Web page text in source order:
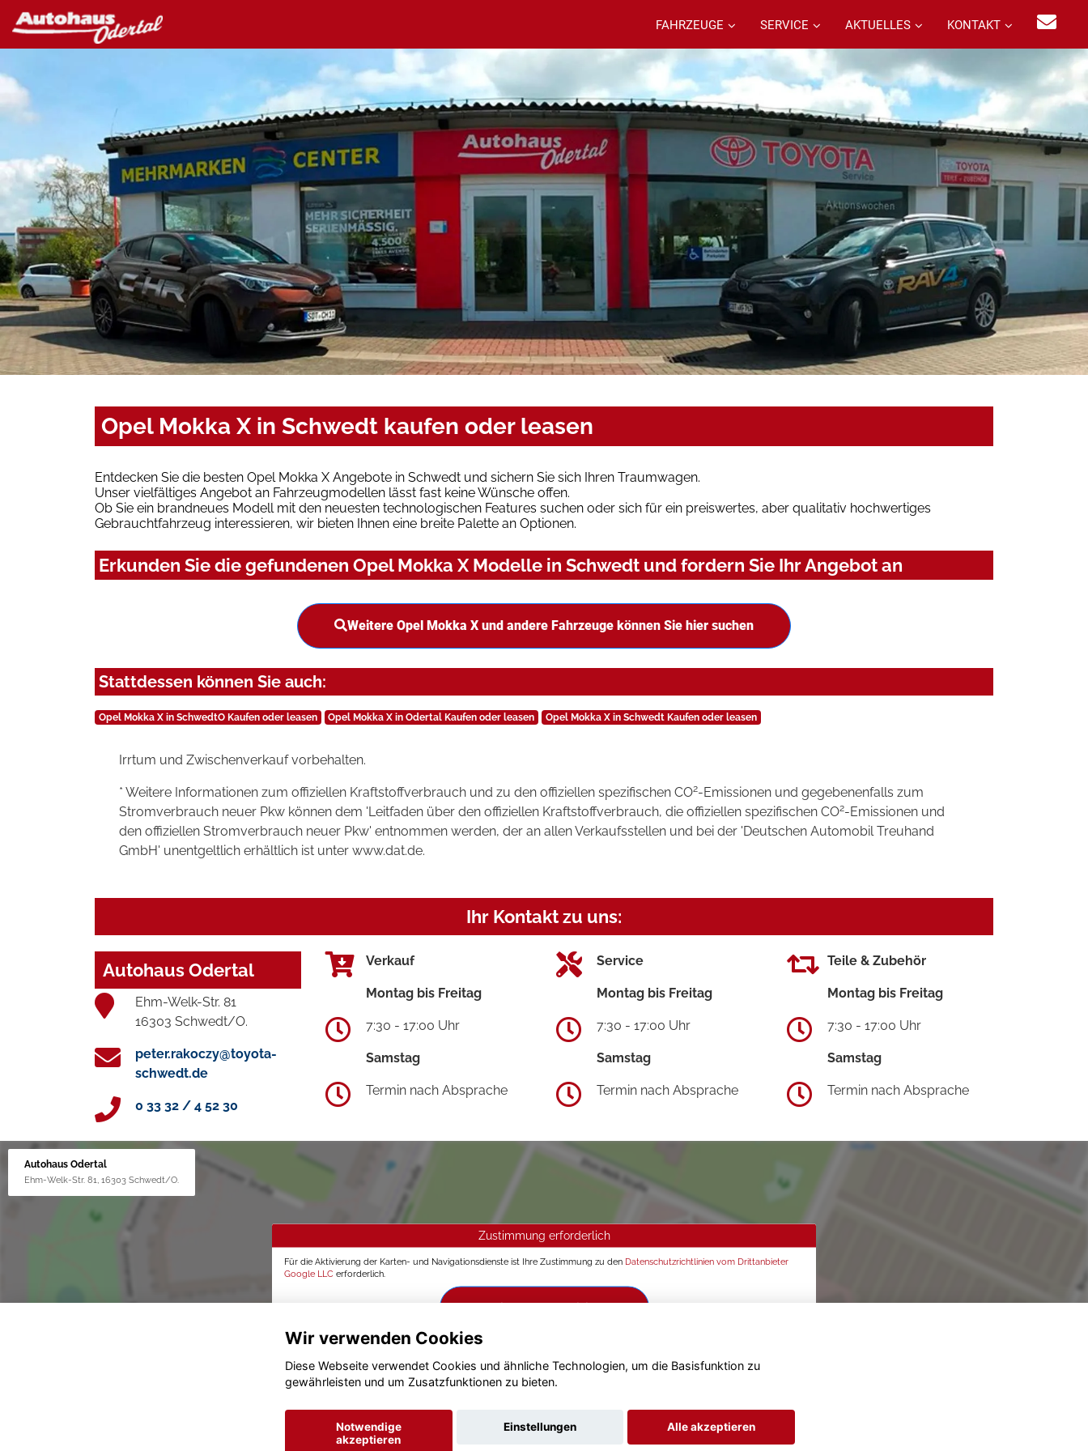
FAHRZEUGE SERVICE AKTUELLES KONTAKT
Opel Mokka X in Schwedt kaufen oder leasen
Entdecken Sie die besten Opel Mokka X Angebote in Schwedt und sichern Sie sich Ihren Traumwagen.
Unser vielfältiges Angebot an Fahrzeugmodellen lässt fast keine Wünsche offen.
Ob Sie ein brandneues Modell mit den neuesten technologischen Features suchen oder sich für ein preiswertes, aber qualitativ hochwertiges
Gebrauchtfahrzeug interessieren, wir bieten Ihnen eine breite Palette an Optionen.
Erkunden Sie die gefundenen Opel Mokka X Modelle in Schwedt und fordern Sie Ihr Angebot an
Weitere Opel Mokka X und andere Fahrzeuge können Sie hier suchen
Stattdessen können Sie auch:
Opel Mokka X in SchwedtO Kaufen oder leasen Opel Mokka X in Odertal Kaufen oder leasen Opel Mokka X in Schwedt Kaufen oder leasen
Irrtum und Zwischenverkauf vorbehalten.
* Weitere Informationen zum offiziellen Kraftstoffverbrauch und zu den offiziellen spezifischen CO2-Emissionen und gegebenenfalls zum
Stromverbrauch neuer Pkw können dem 'Leitfaden über den offiziellen Kraftstoffverbrauch, die offiziellen spezifischen CO2-Emissionen und
den offiziellen Stromverbrauch neuer Pkw' entnommen werden, der an allen Verkaufsstellen und bei der 'Deutschen Automobil Treuhand
GmbH' unentgeltlich erhältlich ist unter www.dat.de.
Ihr Kontakt zu uns:
Autohaus Odertal
Ehm-Welk-Str. 81
16303 Schwedt/O.
peter.rakoczy@toyota-
schwedt.de
0 33 32 / 4 52 30
Verkauf
Montag bis Freitag
7:30 - 17:00 Uhr
Samstag
Termin nach Absprache
Service
Montag bis Freitag
7:30 - 17:00 Uhr
Samstag
Termin nach Absprache
Teile & Zubehör
Montag bis Freitag
7:30 - 17:00 Uhr
Samstag
Termin nach Absprache
Autohaus Odertal
Ehm-Welk-Str. 81, 16303 Schwedt/O.
Zustimmung erforderlich
Für die Aktivierung der Karten- und Navigationsdienste ist Ihre Zustimmung zu den Datenschutzrichtlinien vom Drittanbieter
Google LLC erforderlich.
Wir verwenden Cookies
Diese Webseite verwendet Cookies und ähnliche Technologien, um die Basisfunktion zu
gewährleisten und um Zusatzfunktionen zu bieten.
Notwendige
akzeptieren
Einstellungen Alle akzeptieren